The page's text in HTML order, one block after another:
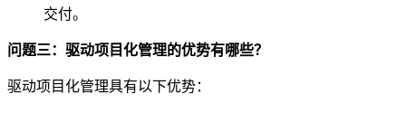
交付。
问题三：驱动项目化管理的优势有哪些？
驱动项目化管理具有以下优势：